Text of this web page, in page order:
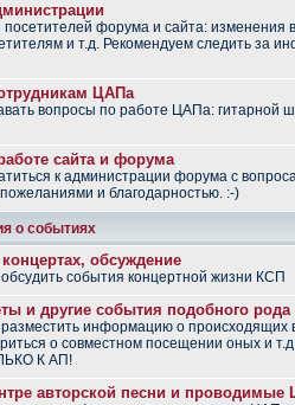
форума и сайта: изменения
и т.д. Рекомендуем следить за
ЦАПа
вопросы по работе ЦАПа: гитарной
сайта и форума
к администрации форума с
и благодарностью. :-)
о событиях
обсуждение
события концертной жизни КСП
и другие события подобного рода
информацию о
о совместном посещении оных и
К АП!
авторской песни и